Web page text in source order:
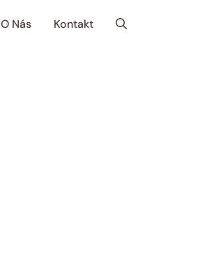
O Nás Kontakt